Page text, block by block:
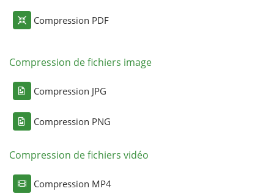
Compression PDF
Compression de fichiers image
Compression JPG
Compression PNG
Compression de fichiers vidéo
Compression MP4